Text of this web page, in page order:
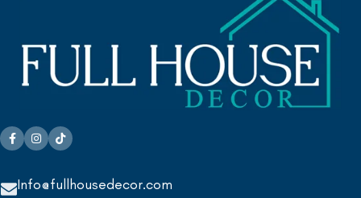
Info@fullhousedecor.com